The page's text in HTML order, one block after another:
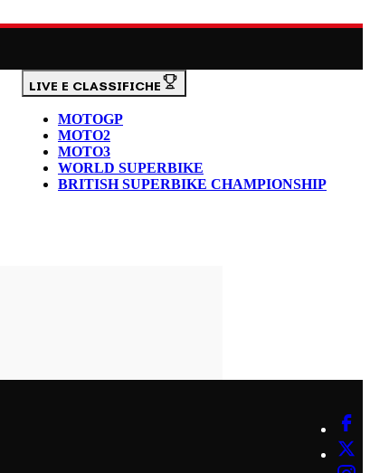
LIVE E CLASSIFICHE
MOTOGP
MOTO2
MOTO3
WORLD SUPERBIKE
BRITISH SUPERBIKE CHAMPIONSHIP